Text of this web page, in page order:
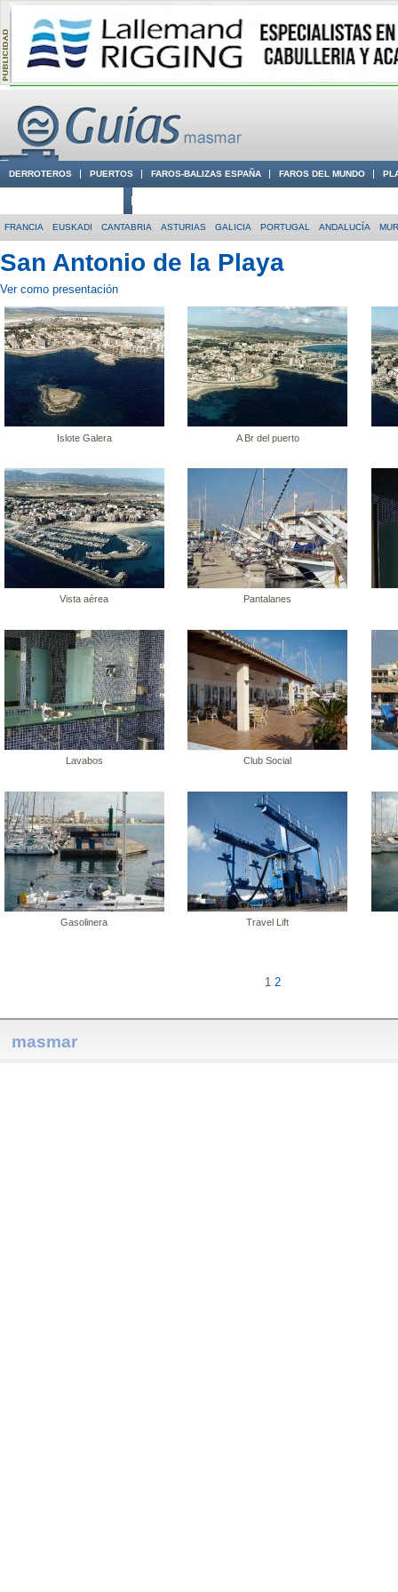
DERROTEROS PUERTOS FAROS-BALIZAS ESPAÑA FAROS DEL MUNDO
FRANCIA EUSKADI CANTABRIA ASTURIAS GALICIA PORTUGAL ANDALUCÍA
San Antonio de la Playa
Ver como presentación
Islote Galera A Br del puerto
Vista aérea Pantalanes
Lavabos Club Social
Gasolinera Travel Lift
1 2
masmar